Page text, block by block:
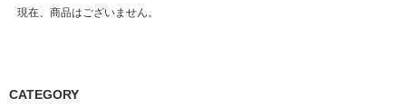
現在、商品はございません。
CATEGORY